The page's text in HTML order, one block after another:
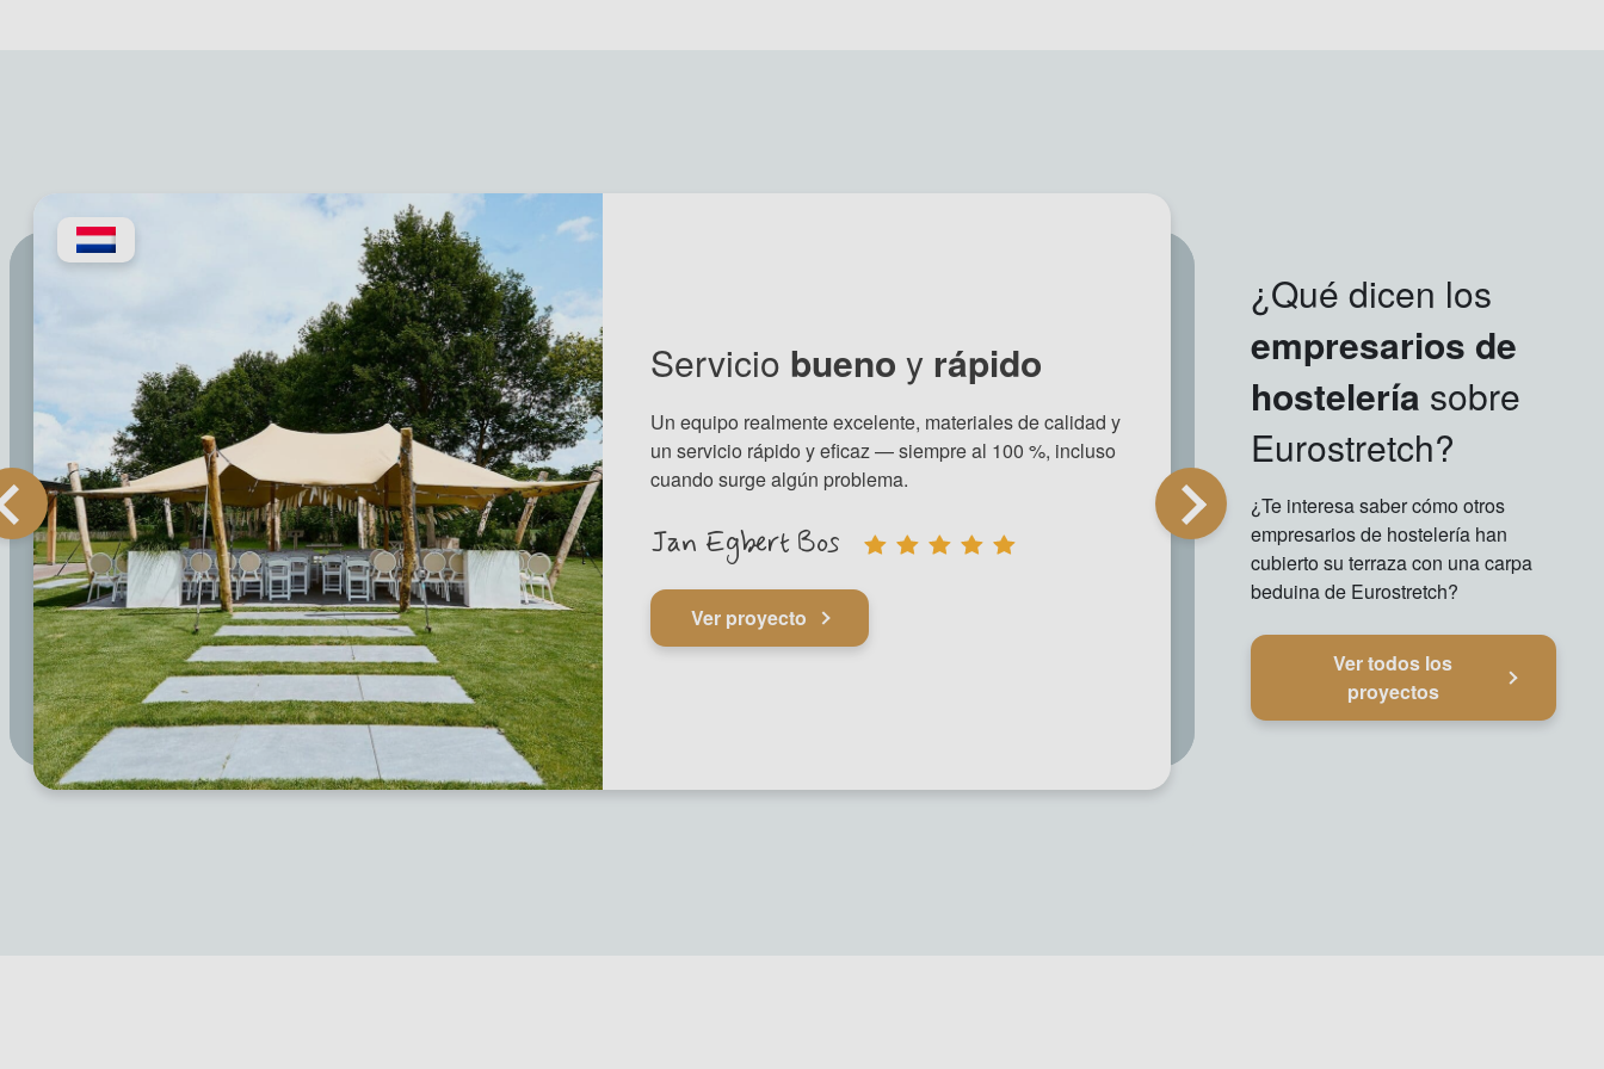
Servicio bueno y rápido
Un equipo realmente excelente, materiales de calidad y
un servicio rápido y eficaz — siempre al 100 %, incluso
cuando surge algún problema.
Jan Egbert Bos
Ver proyecto
¿Qué dicen los
empresarios de
hostelería sobre
Eurostretch?
¿Te interesa saber cómo otros
empresarios de hostelería han
cubierto su terraza con una carpa
beduina de Eurostretch?
Ver todos los
proyectos